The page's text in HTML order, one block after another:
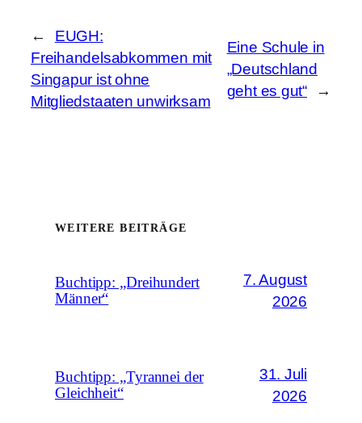
←
EUGH:
Freihandelsabkommen mit
Singapur ist ohne
Mitgliedstaaten unwirksam
Eine Schule in
„Deutschland
geht es gut“
→
WEITERE BEITRÄGE
Buchtipp: „Dreihundert
Männer“
7. August
2026
Buchtipp: „Tyrannei der
Gleichheit“
31. Juli
2026